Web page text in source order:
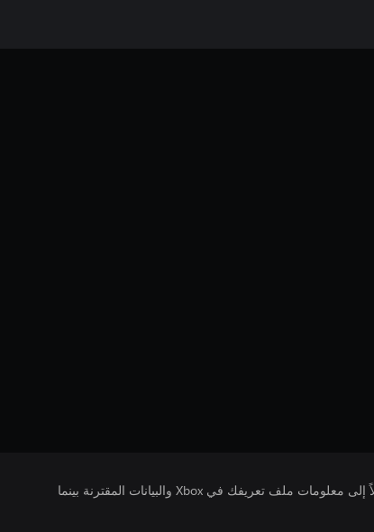
يتلقى ناشرو الألعاب التي تقوم بتشغيلها وصولاً إلى معلومات ملف تعريفك في Xbox والبيانات المقترنة بينما